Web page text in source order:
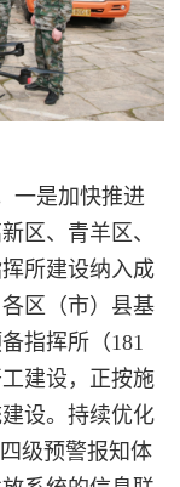
一是加快推进
区、青羊区、
所建设纳入成
区（市）县基
指挥所（181
建设，正按施
设。持续优化
级预警报知体